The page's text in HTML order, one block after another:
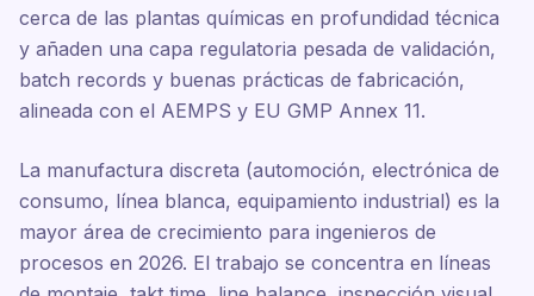
cerca de las plantas químicas en profundidad técnica
y añaden una capa regulatoria pesada de validación,
batch records y buenas prácticas de fabricación,
alineada con el AEMPS y EU GMP Annex 11.
La manufactura discreta (automoción, electrónica de
consumo, línea blanca, equipamiento industrial) es la
mayor área de crecimiento para ingenieros de
procesos en 2026. El trabajo se concentra en líneas